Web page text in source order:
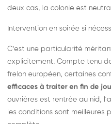
deux cas, la colonie est
Intervention en soirée si
C'est une particularité
explicitement. Compte tenu
frelon européen, certaines
efficaces à traiter en fin de
ouvrières est rentrée au nid,
les conditions sont meilleures